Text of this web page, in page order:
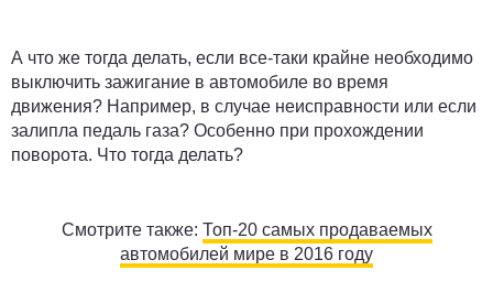
А что же тогда делать, если все-таки крайне необходимо
выключить зажигание в автомобиле во время
движения? Например, в случае неисправности или если
залипла педаль газа? Особенно при прохождении
поворота. Что тогда делать?
Смотрите также: Топ-20 самых продаваемых
автомобилей мире в 2016 году